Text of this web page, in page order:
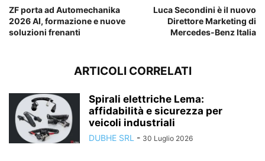
ZF porta ad Automechanika
2026 AI, formazione e nuove
soluzioni frenanti
Luca Secondini è il nuovo
Direttore Marketing di
Mercedes-Benz Italia
ARTICOLI CORRELATI
Spirali elettriche Lema:
affidabilità e sicurezza per
veicoli industriali
DUBHE SRL - 30 Luglio 2026